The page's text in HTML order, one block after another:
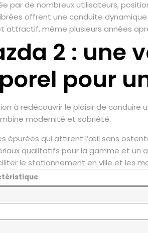
par de nombreux utilisateurs,
offrent une conduite
attractif, même plusieurs années
2 : une
pour
à redécouvrir le plaisir de
modernité et sobriété.
épurées qui attirent l’œil sans
qualitatifs pour la gamme et un
le stationnement en ville et les